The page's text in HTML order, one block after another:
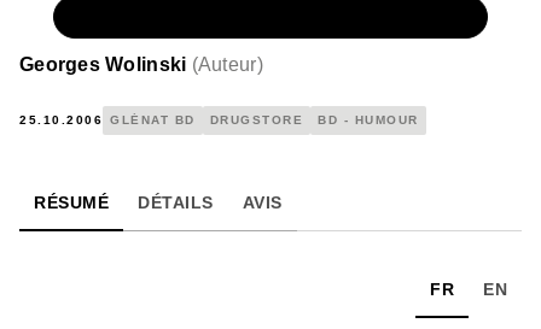
Georges Wolinski (Auteur)
25.10.2006 GLÉNAT BD DRUGSTORE BD - HUMOUR
RÉSUMÉ DÉTAILS AVIS
FR EN